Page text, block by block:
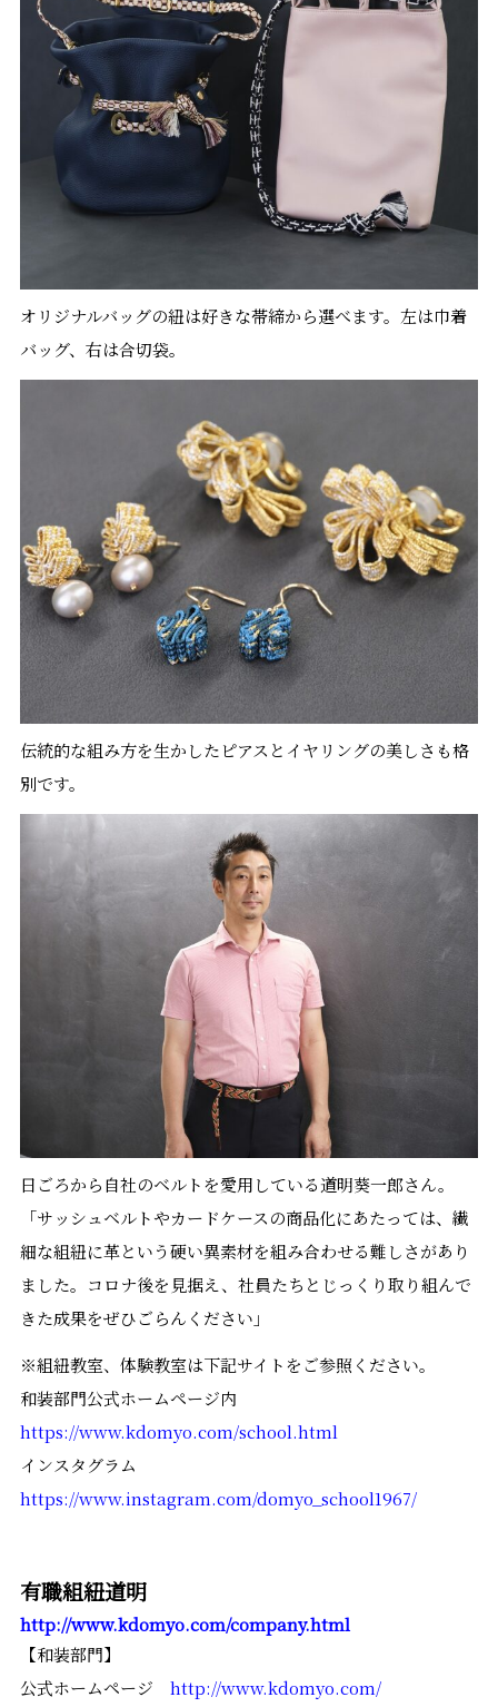
オリジナルバッグの紐は好きな帯締から選べます。左は巾着
バッグ、右は合切袋。
伝統的な組み方を生かしたピアスとイヤリングの美しさも格
別です。
日ごろから自社のベルトを愛用している道明葵一郎さん。
「サッシュベルトやカードケースの商品化にあたっては、繊
細な組紐に革という硬い異素材を組み合わせる難しさがあり
ました。コロナ後を見据え、社員たちとじっくり取り組んで
きた成果をぜひごらんください」
※組紐教室、体験教室は下記サイトをご参照ください。
和装部門公式ホームページ内
https://www.kdomyo.com/school.html
インスタグラム
https://www.instagram.com/domyo_school1967/
有職組紐道明
http://www.kdomyo.com/company.html
【和装部門】
公式ホームページ http://www.kdomyo.com/